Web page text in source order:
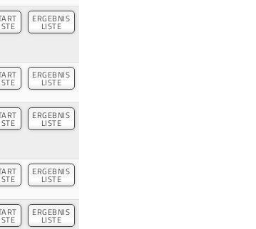
ERGEBNIS
LISTE
ERGEBNIS
LISTE
ERGEBNIS
LISTE
ERGEBNIS
LISTE
ERGEBNIS
LISTE